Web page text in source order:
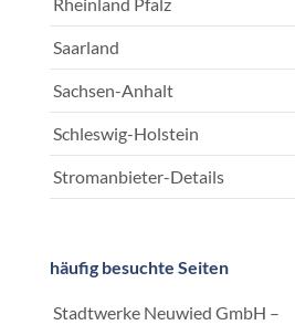
Rheinland Pfalz
Saarland
Sachsen-Anhalt
Schleswig-Holstein
Stromanbieter-Details
häufig besuchte Seiten
Stadtwerke Neuwied GmbH –